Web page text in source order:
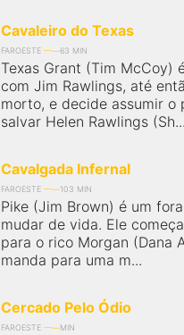
Cavaleiro do Texas
FAROESTE 63 MIN
Texas Grant (Tim McCoy)
com Jim Rawlings, até
morto, e decide assumir o
salvar Helen Rawlings (Sh...
Cavalgada Infernal
FAROESTE 103 MIN
Pike (Jim Brown) é um
mudar de vida. Ele
para o rico Morgan (Dana
manda para uma m...
Cercado Pelo Ódio
FAROESTE MIN